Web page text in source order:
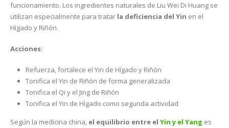
funcionamiento. Los ingredientes naturales de Liu Wei Di Huang se
utilizan especialmente para tratar la deficiencia del Yin en el
Hígado y Riñón.
Acciones:
Refuerza, fortalece el Yin de Hígado y Riñón
Tonifica el Yin de Riñón de forma generalizada
Tonifica el Qi y el Jing de Riñón
Tonifica el Yin de Hígado como segunda actividad
Según la medicina china, el equilibrio entre el Yin y el Yang es